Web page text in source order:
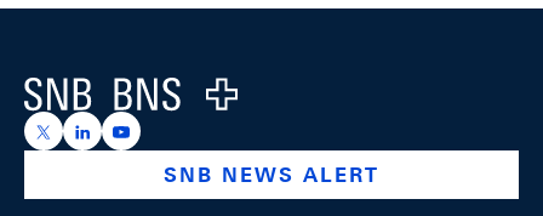
Logo
https://x.com/snb_bns
https://ch.linkedin.com/company/swiss-national-
https://www.youtube.com/@swissnationalbank
SNB NEWS ALERT